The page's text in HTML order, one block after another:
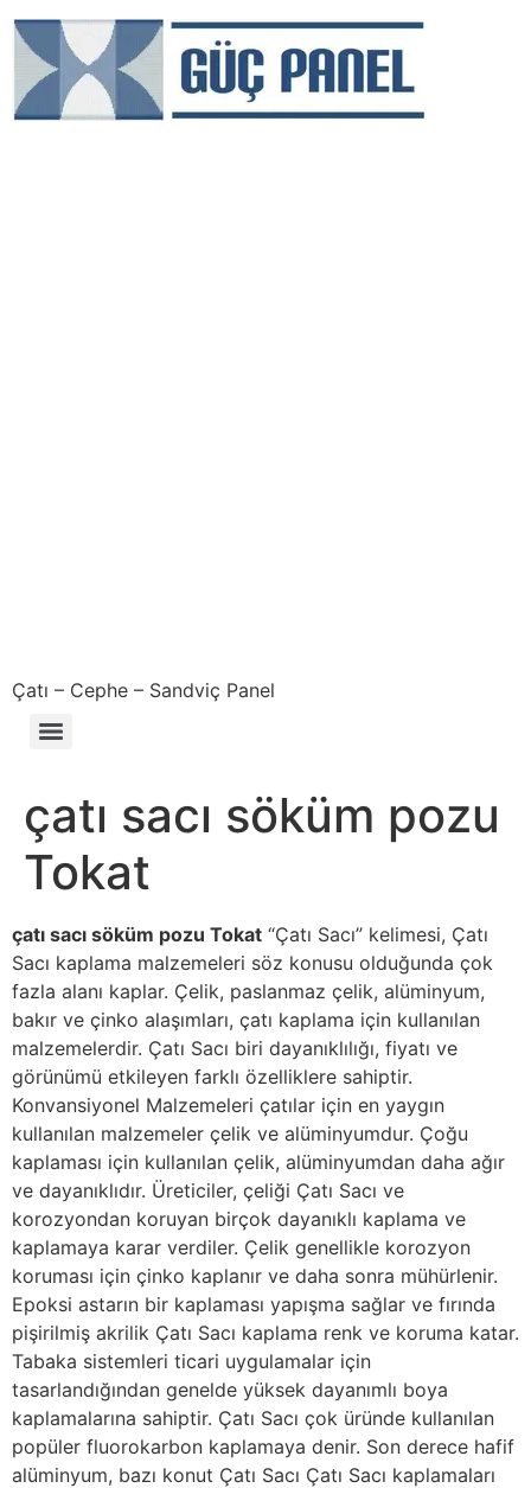
Çatı – Cephe – Sandviç Panel
çatı sacı söküm pozu
Tokat
çatı sacı söküm pozu Tokat “Çatı Sacı” kelimesi, Çatı
Sacı kaplama malzemeleri söz konusu olduğunda çok
fazla alanı kaplar. Çelik, paslanmaz çelik, alüminyum,
bakır ve çinko alaşımları, çatı kaplama için kullanılan
malzemelerdir. Çatı Sacı biri dayanıklılığı, fiyatı ve
görünümü etkileyen farklı özelliklere sahiptir.
Konvansiyonel Malzemeleri çatılar için en yaygın
kullanılan malzemeler çelik ve alüminyumdur. Çoğu
kaplaması için kullanılan çelik, alüminyumdan daha ağır
ve dayanıklıdır. Üreticiler, çeliği Çatı Sacı ve
korozyondan koruyan birçok dayanıklı kaplama ve
kaplamaya karar verdiler. Çelik genellikle korozyon
koruması için çinko kaplanır ve daha sonra mühürlenir.
Epoksi astarın bir kaplaması yapışma sağlar ve fırında
pişirilmiş akrilik Çatı Sacı kaplama renk ve koruma katar.
Tabaka sistemleri ticari uygulamalar için
tasarlandığından genelde yüksek dayanımlı boya
kaplamalarına sahiptir. Çatı Sacı çok üründe kullanılan
popüler fluorokarbon kaplamaya denir. Son derece hafif
alüminyum, bazı konut Çatı Sacı Çatı Sacı kaplamaları